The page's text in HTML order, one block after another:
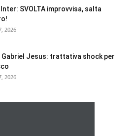
Inter: SVOLTA improvvisa, salta
2026
Gabriel Jesus: trattativa shock per
2026